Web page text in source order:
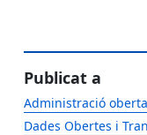
Publicat a
Administració oberta
Dades Obertes i